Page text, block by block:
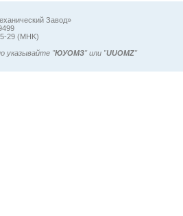
Завод»
29 (MHK)
указывайте "ЮУОМЗ" или "UUOMZ"